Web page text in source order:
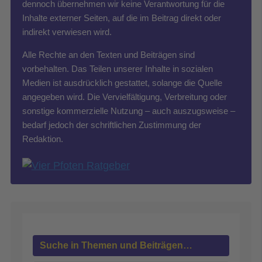
dennoch übernehmen wir keine Verantwortung für die
Inhalte externer Seiten, auf die im Beitrag direkt oder
indirekt verwiesen wird.
Alle Rechte an den Texten und Beiträgen sind
vorbehalten. Das Teilen unserer Inhalte in sozialen
Medien ist ausdrücklich gestattet, solange die Quelle
angegeben wird. Die Vervielfältigung, Verbreitung oder
sonstige kommerzielle Nutzung – auch auszugsweise –
bedarf jedoch der schriftlichen Zustimmung der
Redaktion.
Suche in Themen und Beiträgen…